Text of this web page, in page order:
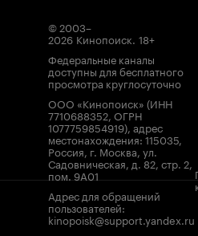
© 2003–
2026 Кинопоиск. 18+
Федеральные каналы
доступны для бесплатного
просмотра круглосуточно
ООО «Кинопоиск» (ИНН
7710688352, ОГРН
1077759854919), адрес
местонахождения: 115035,
Россия, г. Москва, ул.
Садовническая, д. 82, стр. 2,
пом. 9А01
Адрес для обращений
пользователей:
kinopoisk@support.yandex.ru